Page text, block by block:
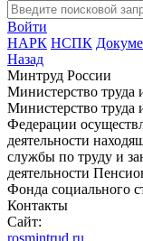
Войти
НАРК НСПК
Назад
Минтруд России
Министерство
Министерство труда
Федерации
деятельности
службы по труду и
деятельности
Фонда социального
Контакты
Сайт:
rosmintrud.ru